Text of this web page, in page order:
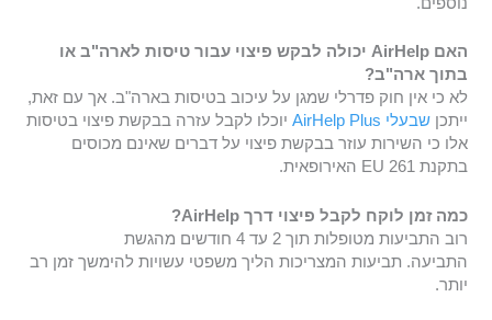
האם AirHelp יכולה לבקש פיצוי עבור טיסות לארה"ב או
בתוך ארה"ב?
לא כי אין חוק פדרלי שמגן על עיכוב בטיסות בארה"ב. אך עם זאת,
ייתכןשבעלי AirHelp Plus
יוכלו לקבל עזרה בבקשת פיצוי בטיסות
אלו כי השירות עוזר בבקשת פיצוי על דברים שאינם מכוסים
בתקנת EU 261 האירופאית.
כמה זמן לוקח לקבל פיצוי דרך AirHelp?
רוב התביעות מטופלות תוך 2 עד 4 חודשים מהגשת
התביעה. תביעות המצריכות הליך משפטי עשויות להימשך זמן רב
יותר.